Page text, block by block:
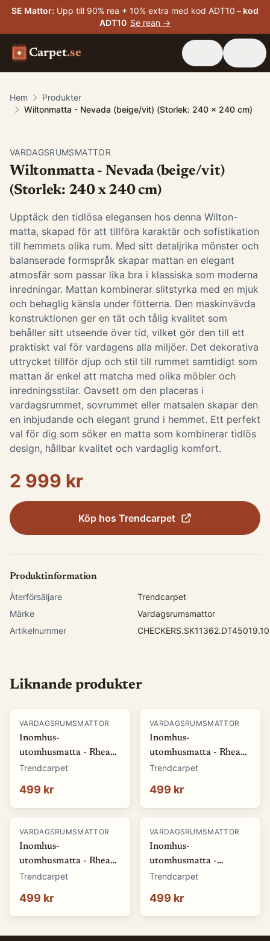
SE Mattor: Upp till 90% rea + 10% extra med kod ADT10 – kod
ADT10 Se rean →
Carpet.se
Hem
Produkter
Wiltonmatta - Nevada (beige/vit) (Storlek: 240 x 240 cm)
VARDAGSRUMSMATTOR
Wiltonmatta - Nevada (beige/vit)
(Storlek: 240 x 240 cm)
Upptäck den tidlösa elegansen hos denna Wilton-
matta, skapad för att tillföra karaktär och sofistikation
till hemmets olika rum. Med sitt detaljrika mönster och
balanserade formspråk skapar mattan en elegant
atmosfär som passar lika bra i klassiska som moderna
inredningar. Mattan kombinerar slitstyrka med en mjuk
och behaglig känsla under fötterna. Den maskinvävda
konstruktionen ger en tät och tålig kvalitet som
behåller sitt utseende över tid, vilket gör den till ett
praktiskt val för vardagens alla miljöer. Det dekorativa
uttrycket tillför djup och stil till rummet samtidigt som
mattan är enkel att matcha med olika möbler och
inredningsstilar. Oavsett om den placeras i
vardagsrummet, sovrummet eller matsalen skapar den
en inbjudande och elegant grund i hemmet. Ett perfekt
val för dig som söker en matta som kombinerar tidlös
design, hållbar kvalitet och vardaglig komfort.
2 999 kr
Köp hos Trendcarpet
Produktinformation
Återförsäljare
Trendcarpet
Märke
Vardagsrumsmattor
Artikelnummer
Liknande produkter
VARDAGSRUMSMATTOR
Inomhus-
utomhusmatta - Rhea
(vit) (Storlek: 80 x 150
Trendcarpet
499 kr
VARDAGSRUMSMATTOR
Inomhus-
utomhusmatta - Rhea
(beige) (Storlek: 80 x
Trendcarpet
499 kr
VARDAGSRUMSMATTOR
Inomhus-
utomhusmatta - Rhea
(natur) (Storlek: 80 x
Trendcarpet
499 kr
VARDAGSRUMSMATTOR
Inomhus-
utomhusmatta -
Somerville (blå)
Trendcarpet
499 kr